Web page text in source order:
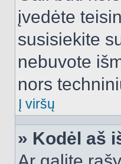
įvedėte
susisiekite
nebuvote
nors
Į viršų
» Kodėl aš